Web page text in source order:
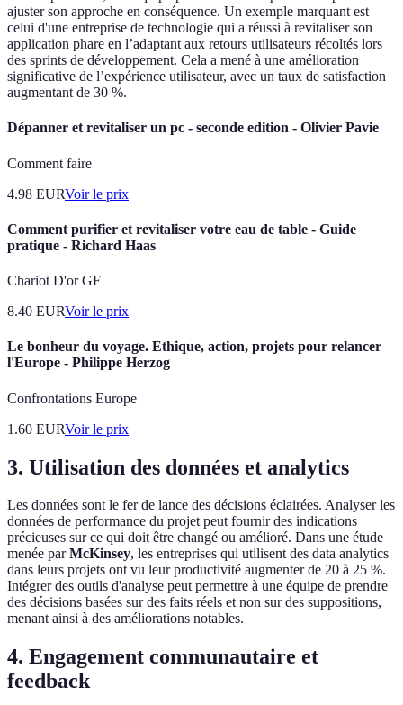
ajuster son approche en conséquence. Un exemple marquant est
celui d'une entreprise de technologie qui a réussi à revitaliser son
application phare en l’adaptant aux retours utilisateurs récoltés lors
des sprints de développement. Cela a mené à une amélioration
significative de l’expérience utilisateur, avec un taux de satisfaction
augmentant de 30 %.
Dépanner et revitaliser un pc - seconde edition - Olivier Pavie
Comment faire
4.98 EURVoir le prix
Comment purifier et revitaliser votre eau de table - Guide
pratique - Richard Haas
Chariot D'or GF
8.40 EURVoir le prix
Le bonheur du voyage. Ethique, action, projets pour relancer
l'Europe - Philippe Herzog
Confrontations Europe
1.60 EURVoir le prix
3. Utilisation des données et analytics
Les données sont le fer de lance des décisions éclairées. Analyser les
données de performance du projet peut fournir des indications
précieuses sur ce qui doit être changé ou amélioré. Dans une étude
menée parMcKinsey, les entreprises qui utilisent des data analytics
dans leurs projets ont vu leur productivité augmenter de 20 à 25 %.
Intégrer des outils d'analyse peut permettre à une équipe de prendre
des décisions basées sur des faits réels et non sur des suppositions,
menant ainsi à des améliorations notables.
4. Engagement communautaire et
feedback